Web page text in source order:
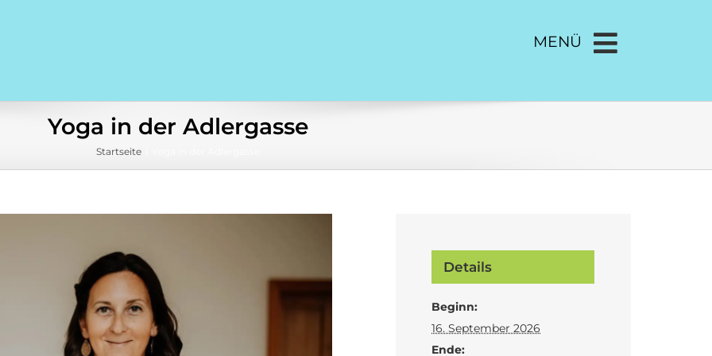
MENÜ
Yoga in der Adlergasse
Startseite
Details
Beginn:
16. September 2026
Ende: